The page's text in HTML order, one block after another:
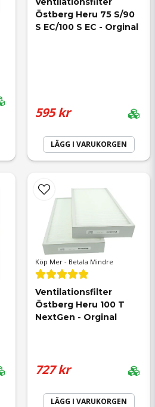
Skicka fråga
Östberg Heru 75 S/90
S EC/100 S EC - Orginal
595 kr
LÄGG I VARUKORGEN
Köp Mer - Betala Mindre
Ventilationsfilter
Östberg Heru 100 T
NextGen - Orginal
727 kr
LÄGG I VARUKORGEN